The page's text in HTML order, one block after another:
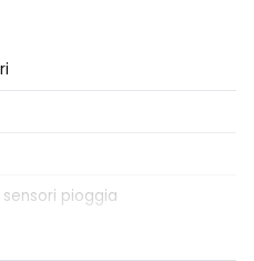
pioggia